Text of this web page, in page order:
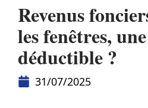
Revenus
les fenêtres,
déductible ?
31/07/2025